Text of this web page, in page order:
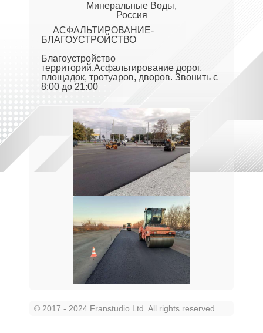
Минеральные Воды,
Россия
АСФАЛЬТИРОВАНИЕ-
БЛАГОУСТРОЙСТВО
Благоустройство
территорий.Асфальтирование дорог,
площадок, тротуаров, дворов. Звонить с
8:00 до 21:00
© 2017 - 2024 Franstudio Ltd. All rights reserved.